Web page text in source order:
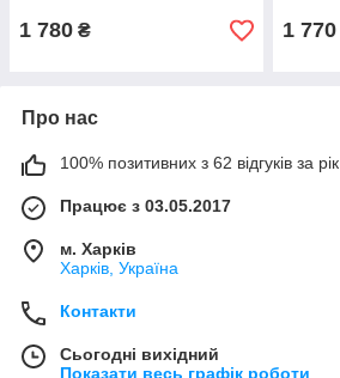
1 780 ₴ 1 770
Про нас
100% позитивних з 62 відгуків за рік
Працює з 03.05.2017
м. Харків
Харків, Україна
Контакти
Сьогодні вихідний
Показати весь графік роботи